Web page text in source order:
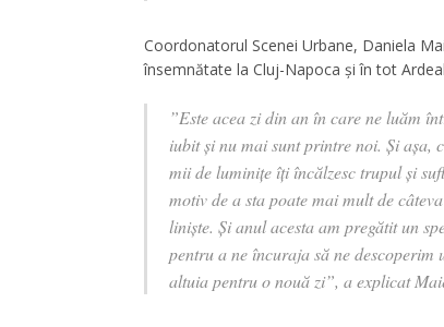
Coordonatorul Scenei Urbane, Daniela
însemnătate la Cluj-Napoca și în tot
”Este acea zi din an în care ne luăm
iubit și nu mai sunt printre noi. Și
mii de luminițe îți încălzesc trupul și
motiv de a sta poate mai mult de
liniște. Și anul acesta am pregătit un
pentru a ne încuraja să ne
altuia pentru o nouă zi”, a explicat